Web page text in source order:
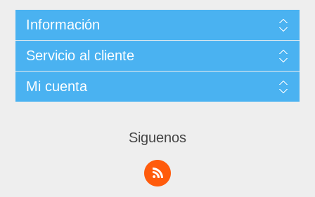
Información
Servicio al cliente
Mi cuenta
Siguenos